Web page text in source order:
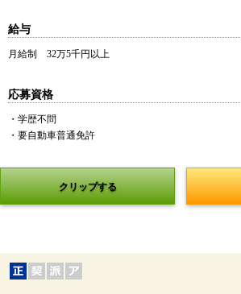
給与
月給制 32万5千円以上
応募資格
・学歴不問
・要自動車普通免許
クリップする